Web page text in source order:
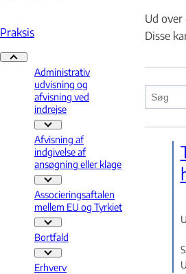
Praksis
Praksis - Flere links
Administrativ
udvisning og
afvisning ved
indrejse
Administrativ udvisning og
Afvisning af
indgivelse af
ansøgning eller klage
Afvisning af indgivelse af
Associeringsaftalen
mellem EU og Tyrkiet
Associeringsaftalen mellem EU
Bortfald
Bortfald - Flere links
Erhverv
Ud
Disse